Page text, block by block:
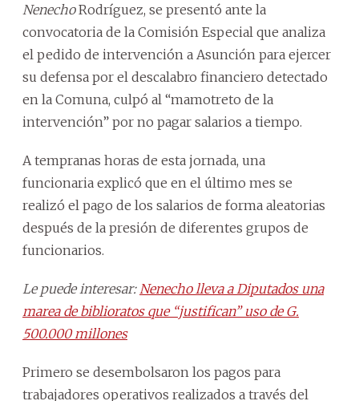
NenechoRodríguez, se presentó ante la
convocatoria de la Comisión Especial que analiza
el pedido de intervención a Asunción para ejercer
su defensa por el descalabro financiero detectado
en la Comuna, culpó al “mamotreto de la
intervención” por no pagar salarios a tiempo.
A tempranas horas de esta jornada, una
funcionaria explicó que en el último mes se
realizó el pago de los salarios de forma aleatorias
después de la presión de diferentes grupos de
funcionarios.
Le puede interesar: Nenecho lleva a Diputados una
marea de biblioratos que “justifican” uso de G.
500.000 millones
Primero se desembolsaron los pagos para
trabajadores operativos realizados a través del